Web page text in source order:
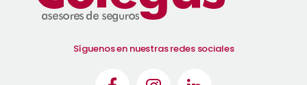
Síguenos en nuestras redes sociales